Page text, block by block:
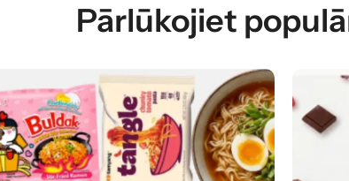
Pārlūkojiet